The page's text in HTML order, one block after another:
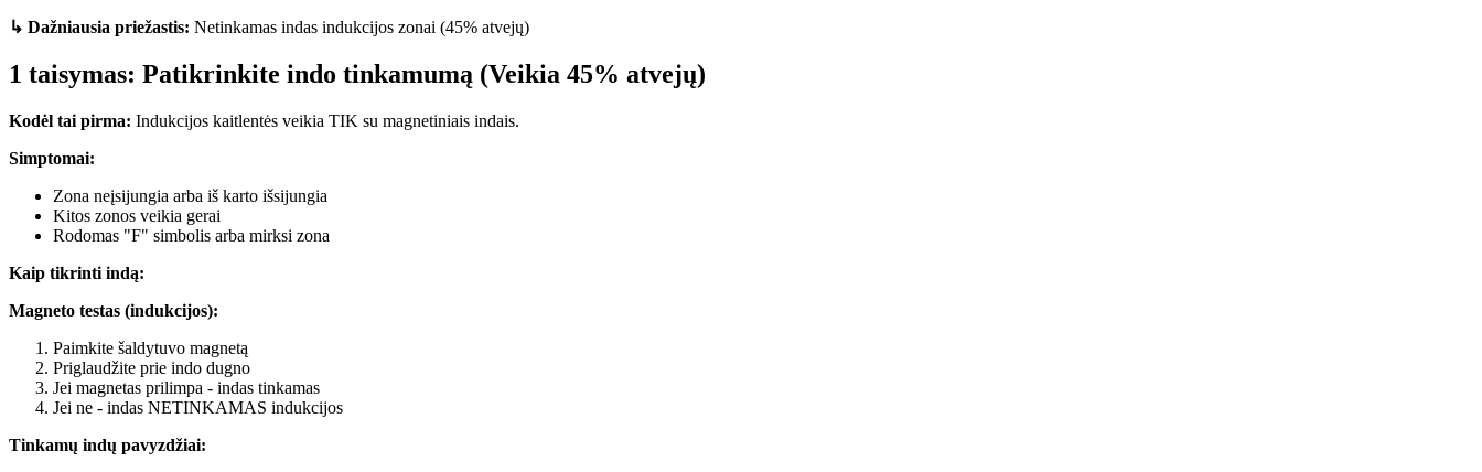
↳ Dažniausia priežastis: Netinkamas indas indukcijos zonai (45% atvejų)
1 taisymas: Patikrinkite indo tinkamumą (Veikia 45% atvejų)
Kodėl tai pirma: Indukcijos kaitlentės veikia TIK su magnetiniais indais.
Simptomai:
Zona neįsijungia arba iš karto išsijungia
Kitos zonos veikia gerai
Rodomas "F" simbolis arba mirksi zona
Kaip tikrinti indą:
Magneto testas (indukcijos):
Paimkite šaldytuvo magnetą
Priglaudžite prie indo dugno
Jei magnetas prilimpa - indas tinkamas
Jei ne - indas NETINKAMAS indukcijos
Tinkamų indų pavyzdžiai: